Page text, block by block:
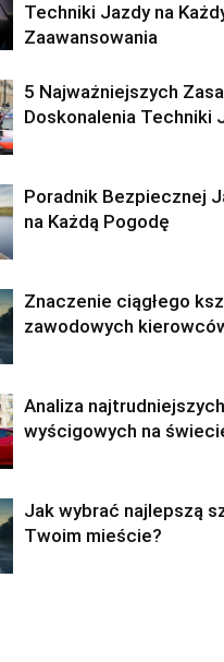
Techniki Jazdy na
Zaawansowania
5 Najważniejszych
Doskonalenia Techniki
Poradnik Bezpiecznej
na Każdą Pogodę
Znaczenie ciągłego
zawodowych
Analiza
wyścigowych na
Jak wybrać najlepszą
Twoim mieście?